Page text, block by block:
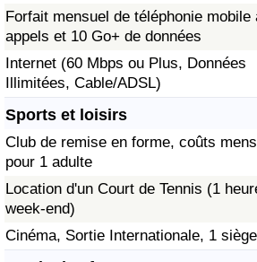
Forfait mensuel de téléphonie mobile
appels et 10 Go+ de données
Internet (60 Mbps ou Plus, Données
Illimitées, Cable/ADSL)
Sports et loisirs
Club de remise en forme, coûts
pour 1 adulte
Location d'un Court de Tennis (1
week-end)
Cinéma, Sortie Internationale, 1 siège